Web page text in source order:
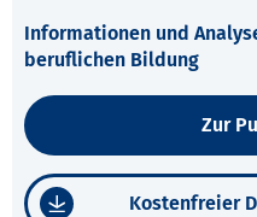
Informationen und
beruflichen Bildung
Zur
Kostenfreier